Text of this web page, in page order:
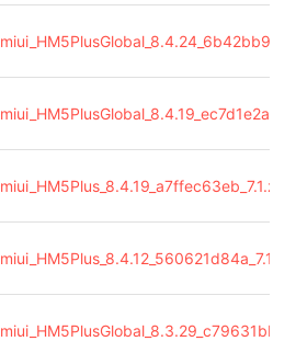
miui_HM5Plus_8.4.19_a7ffec63eb_7.1.zip